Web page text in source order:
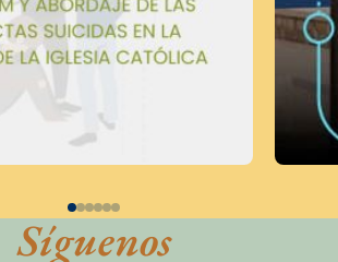
Síguenos